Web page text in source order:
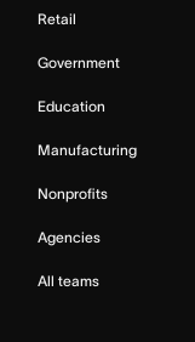
Retail
Government
Education
Manufacturing
Nonprofits
Agencies
All teams